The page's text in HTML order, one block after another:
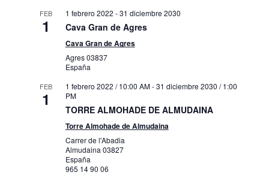
FEB
1
1 febrero 2022 -31 diciembre 2030
Cava Gran de Agres
Cava Gran de Agres
Agres03837
España
FEB
1
1 febrero 2022 / 10:00 AM-31 diciembre 2030 / 1:00
PM
TORRE ALMOHADE DE ALMUDAINA
Torre Almohade de Almudaina
Carrer de l'Abadia
Almudaina 03827
España
965 14 90 06